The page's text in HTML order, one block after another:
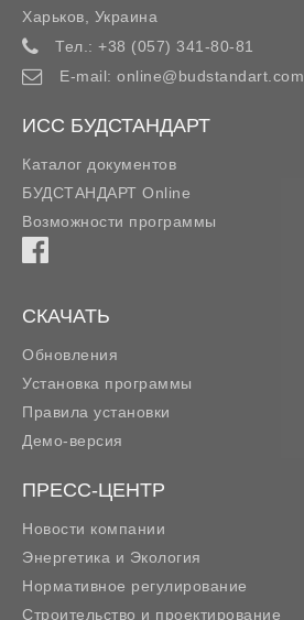
Харьков
Украина
Тел.: +38 (057) 341-80-81
E-mail: online@budstandart.com
ИСС БУДСТАНДАРТ
Каталог документов
БУДСТАНДАРТ Online
Возможности программы
СКАЧАТЬ
Обновления
Установка программы
Правила установки
Демо-версия
ПРЕСС-ЦЕНТР
Новости компании
Энергетика и Экология
Нормативное регулирование
Строительство и проектирование